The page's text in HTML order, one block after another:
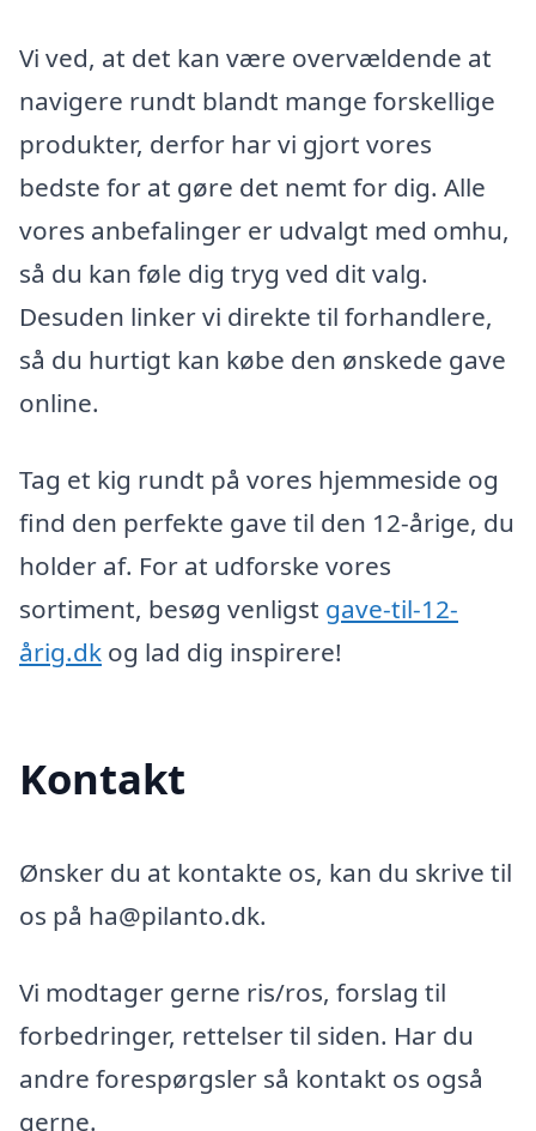
Vi ved, at det kan være overvældende at
navigere rundt blandt mange forskellige
produkter, derfor har vi gjort vores
bedste for at gøre det nemt for dig. Alle
vores anbefalinger er udvalgt med omhu,
så du kan føle dig tryg ved dit valg.
Desuden linker vi direkte til forhandlere,
så du hurtigt kan købe den ønskede gave
online.
Tag et kig rundt på vores hjemmeside og
find den perfekte gave til den 12-årige, du
holder af. For at udforske vores
sortiment, besøg venligst gave-til-12-
årig.dk og lad dig inspirere!
Kontakt
Ønsker du at kontakte os, kan du skrive til
os på ha@pilanto.dk.
Vi modtager gerne ris/ros, forslag til
forbedringer, rettelser til siden. Har du
andre forespørgsler så kontakt os også
gerne.